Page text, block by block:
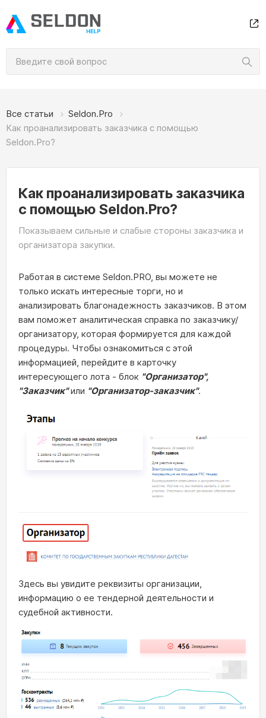
Все статьи
Seldon.Pro
Как проанализировать заказчика с помощью
Seldon.Pro?
Как проанализировать заказчика
с помощью Seldon.Pro?
Показываем сильные и слабые стороны заказчика и
организатора закупки.
Работая в системе Seldon.PRO, вы можете не
только искать интересные торги, но и
анализировать благонадежность заказчиков. В этом
вам поможет аналитическая справка по заказчику/
организатору, которая формируется для каждой
процедуры. Чтобы ознакомиться с этой
информацией, перейдите в карточку
интересующего лота - блок "Организатор",
"Заказчик"или "Организатор-заказчик".
Здесь вы увидите реквизиты организации,
информацию о ее тендерной деятельности и
судебной активности.